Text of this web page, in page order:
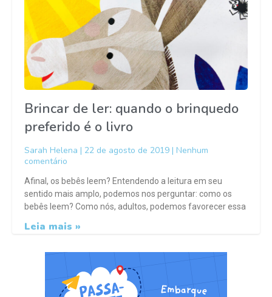
Brincar de ler: quando o brinquedo
preferido é o livro
Sarah Helena 22 de agosto de 2019
Nenhum
comentário
Afinal, os bebês leem? Entendendo a leitura em seu
sentido mais amplo, podemos nos perguntar: como os
bebês leem? Como nós, adultos, podemos favorecer essa
Leia mais »